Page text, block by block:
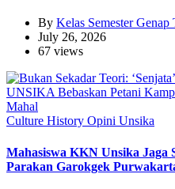
By Kelas Semester
July 26, 2026
67 views
Culture History Opini Unsika
Mahasiswa KKN Unsika Jaga
Parakan Garokgek